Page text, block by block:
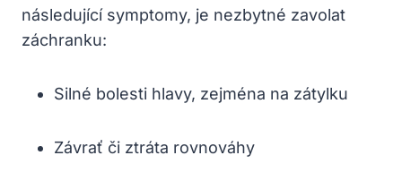
následující symptomy, je nezbytné zavolat
záchranku:
Silné bolesti hlavy, zejména na zátylku
Závrať či ztráta rovnováhy